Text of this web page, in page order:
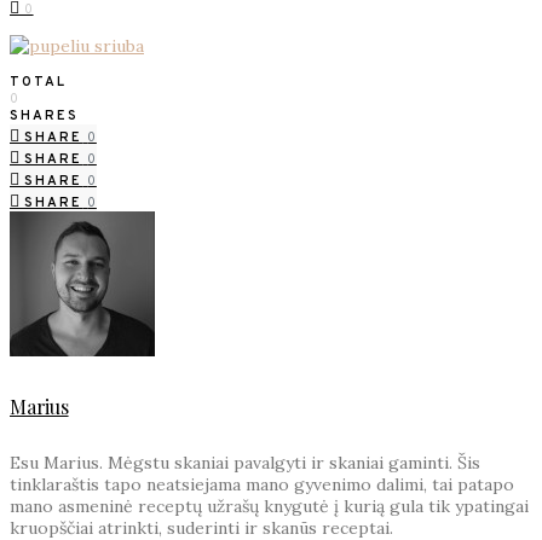
0
TOTAL
0
SHARES
SHARE 0
SHARE 0
SHARE 0
SHARE 0
Marius
Esu Marius. Mėgstu skaniai pavalgyti ir skaniai gaminti. Šis
tinklaraštis tapo neatsiejama mano gyvenimo dalimi, tai patapo
mano asmeninė receptų užrašų knygutė į kurią gula tik ypatingai
kruopščiai atrinkti, suderinti ir skanūs receptai.